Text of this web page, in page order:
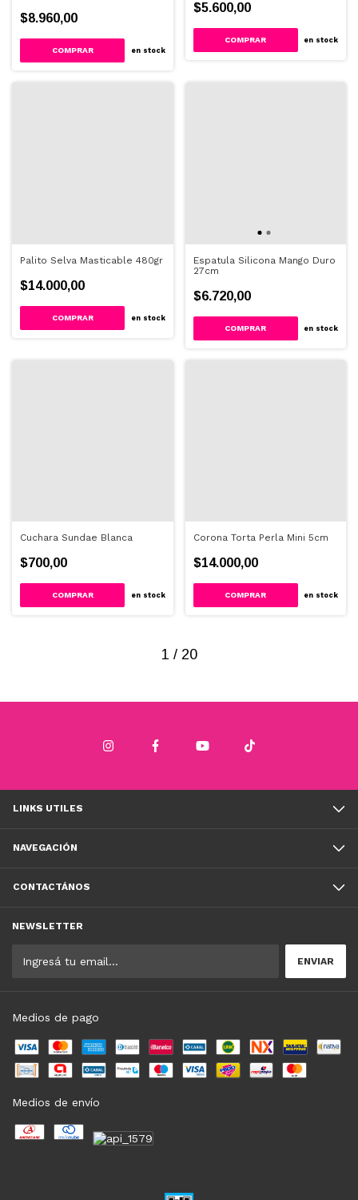
$8.960,00
en stock
$5.600,00
en stock
Palito Selva Masticable 480gr
$14.000,00
en stock
Espatula Silicona Mango Duro
27cm
$6.720,00
en stock
Cuchara Sundae Blanca
$700,00
en stock
Corona Torta Perla Mini 5cm
$14.000,00
en stock
1 / 20
LINKS UTILES
NAVEGACIÓN
CONTACTÁNOS
NEWSLETTER
Medios de pago
Medios de envío